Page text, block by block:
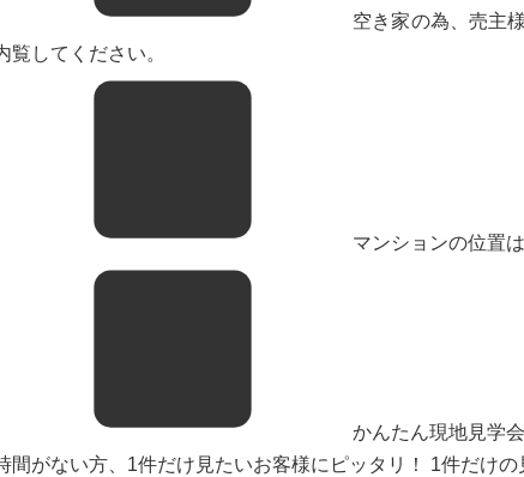
空き家の為、売主
覧してください。
マンションの位置は
かんたん現地見学
間がない方、1件だけ見たいお客様にピッタリ！ 1件だけの